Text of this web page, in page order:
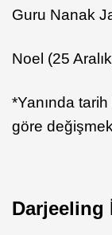
Guru Nanak
Noel (25
*Yanında
göre
Darjeeling